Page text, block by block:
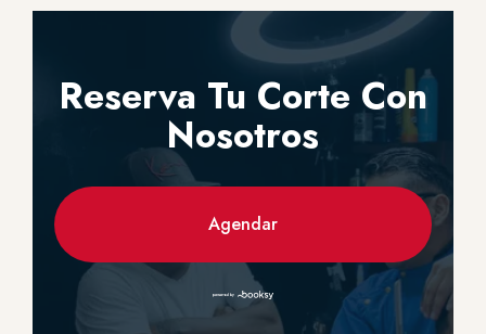
Reserva Tu Corte Con
Nosotros
Agendar